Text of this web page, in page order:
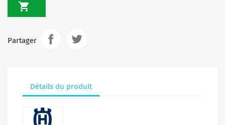

Partager
Détails du produit